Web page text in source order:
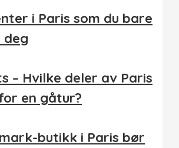
i Paris som du bare
deg
– Hvilke deler av Paris
en gåtur?
butikk i Paris bør